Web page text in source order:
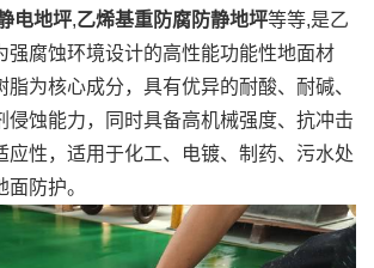
电地坪,乙烯基重防腐防静地坪等等,是乙
强腐蚀环境设计的高性能功能性地面材
为核心成分，具有优异的耐酸、耐碱、
侵蚀能力，同时具备高机械强度、抗冲击
应性，适用于化工、电镀、制药、污水处
防护。